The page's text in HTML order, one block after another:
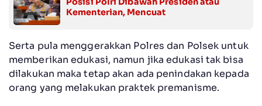
Kementerian, Mencuat
Serta pula menggerakkan Polres dan Polsek untuk
memberikan edukasi, namun jika edukasi tak bisa
dilakukan maka tetap akan ada penindakan kepada
orang yang melakukan praktek premanisme.